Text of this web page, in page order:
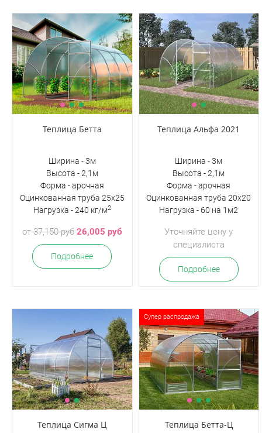
Теплица Бетта
Ширина - 3м
Высота - 2,1м
Форма - арочная
Оцинкованная труба 25х25
Нагрузка - 240 кг/м2
от37,150 руб 26,005 руб
Подробнее
Теплица Альфа 2021
Ширина - 3м
Высота - 2,1м
Форма - арочная
Оцинкованная труба 20х20
Нагрузка - 60 на 1м2
Уточняйте цену у
специалиста
Подробнее
Теплица Сигма Ц
Супер распродажа
Теплица Бетта-Ц